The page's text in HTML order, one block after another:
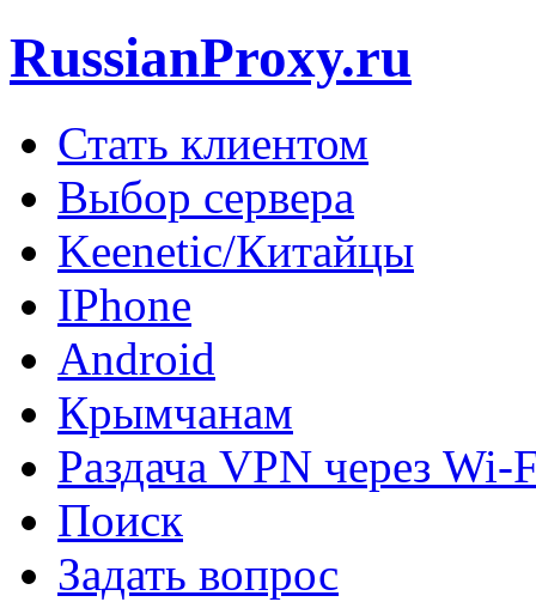
RussianProxy.ru
Стать клиентом
Выбор сервера
Keenetic/Китайцы
IPhone
Android
Крымчанам
Раздача VPN через Wi-
Поиск
Задать вопрос